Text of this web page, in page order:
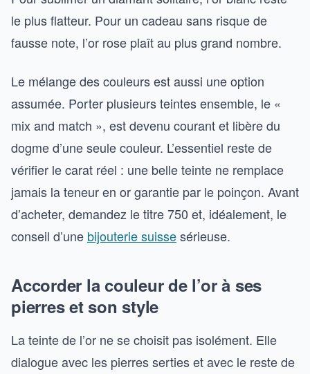
le plus flatteur. Pour un cadeau sans risque de
fausse note, l’or rose plaît au plus grand nombre.
Le mélange des couleurs est aussi une option
assumée. Porter plusieurs teintes ensemble, le «
mix and match », est devenu courant et libère du
dogme d’une seule couleur. L’essentiel reste de
vérifier le carat réel : une belle teinte ne remplace
jamais la teneur en or garantie par le poinçon. Avant
d’acheter, demandez le titre 750 et, idéalement, le
conseil d’une bijouterie suissesérieuse.
Accorder la couleur de l’or à ses
pierres et son style
La teinte de l’or ne se choisit pas isolément. Elle
dialogue avec les pierres serties et avec le reste de